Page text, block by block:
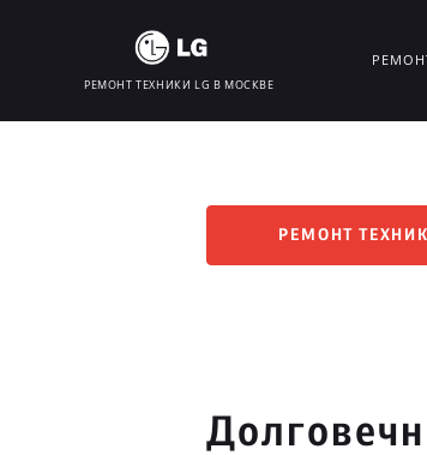
РЕМОНТ ТЕХНИКИ LG В МОСКВЕ
РЕМОНТ